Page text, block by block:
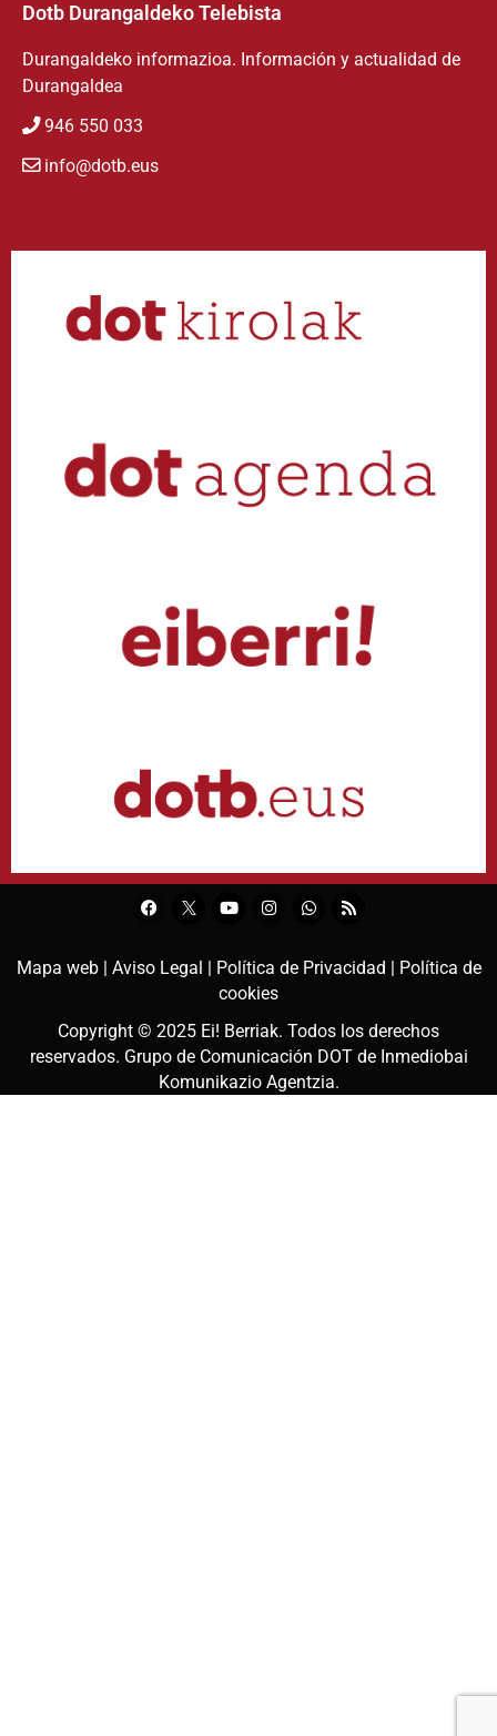
Dotb Durangaldeko Telebista
Durangaldeko informazioa. Información y actualidad de
Durangaldea
946 550 033
info@dotb.eus
Mapa web | Aviso Legal | Política de Privacidad | Política de
cookies
Copyright © 2025 Ei! Berriak. Todos los derechos
reservados. Grupo de Comunicación DOT de Inmediobai
Komunikazio Agentzia.